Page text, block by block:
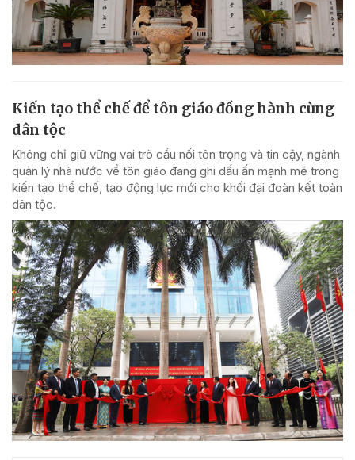
Kiến tạo thể chế để tôn giáo đồng hành cùng
dân tộc
Không chỉ giữ vững vai trò cầu nối tôn trọng và tin cậy, ngành
quản lý nhà nước về tôn giáo đang ghi dấu ấn mạnh mẽ trong
kiến tạo thể chế, tạo động lực mới cho khối đại đoàn kết toàn
dân tộc.